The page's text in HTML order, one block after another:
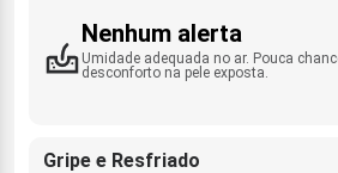
Nenhum alerta
Umidade adequada no ar. Pouca
desconforto na pele exposta.
Gripe e Resfriado